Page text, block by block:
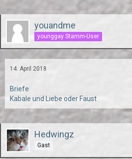
youandme
younggay Stamm-User
14. April 2018
Briefe
Kabale und Liebe oder Faust
Hedwingz
Gast